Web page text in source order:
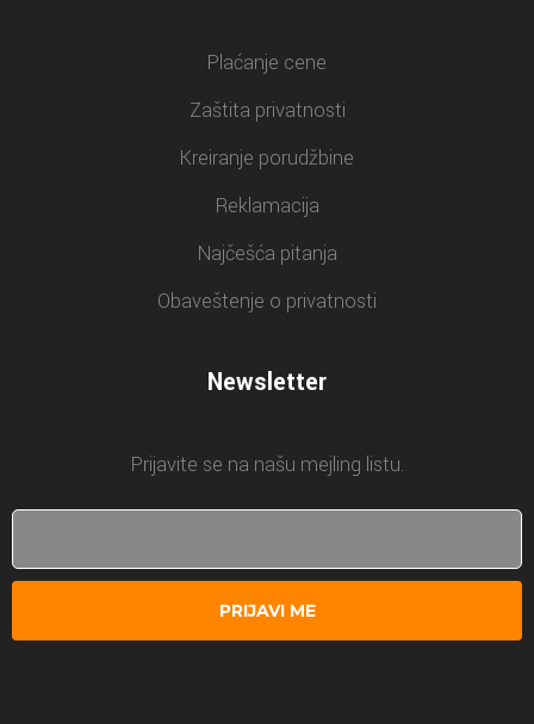
Plaćanje cene
Zaštita privatnosti
Kreiranje porudžbine
Reklamacija
Najčešća pitanja
Obaveštenje o privatnosti
Newsletter
Prijavite se na našu mejling listu.
PRIJAVI ME